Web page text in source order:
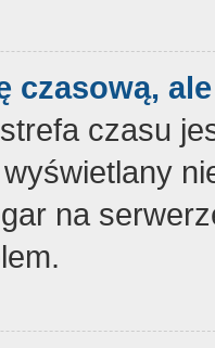
czasową,
czasu
na